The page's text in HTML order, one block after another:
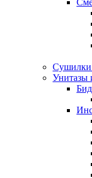
Сушилки
Унитазы